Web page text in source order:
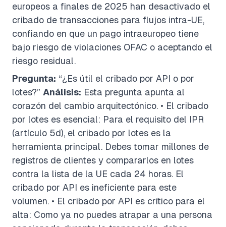
europeos a finales de 2025 han desactivado el
cribado de transacciones para flujos intra-UE,
confiando en que un pago intraeuropeo tiene
bajo riesgo de violaciones OFAC o aceptando el
riesgo residual.
Pregunta: “¿Es útil el cribado por API o por
lotes?” Análisis: Esta pregunta apunta al
corazón del cambio arquitectónico. • El cribado
por lotes es esencial: Para el requisito del IPR
(artículo 5d), el cribado por lotes es la
herramienta principal. Debes tomar millones de
registros de clientes y compararlos en lotes
contra la lista de la UE cada 24 horas. El
cribado por API es ineficiente para este
volumen. • El cribado por API es crítico para el
alta: Como ya no puedes atrapar a una persona